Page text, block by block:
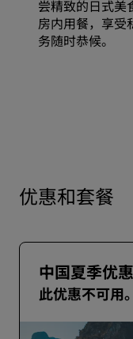
尝精致的日式
房内用餐，享受
务随时恭候。
优惠和套餐
中国夏季优惠
此优惠不可用。